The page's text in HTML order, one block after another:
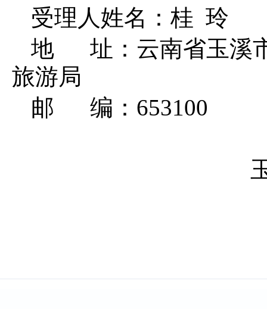
受理人姓名：桂 玲
地
址： 云南省玉溪
旅游局
邮
编： 653100